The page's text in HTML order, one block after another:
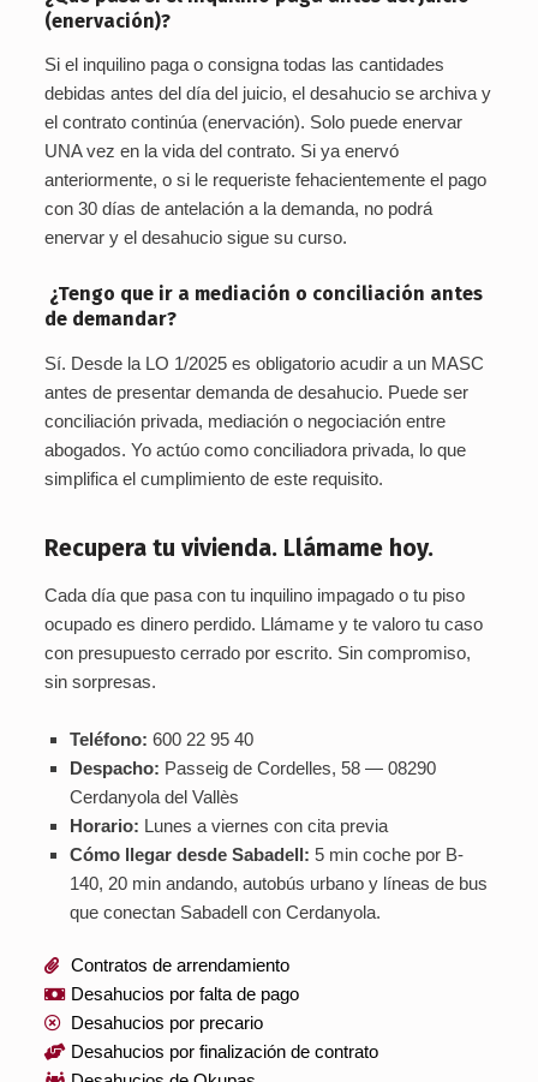
(enervación)?
Si el inquilino paga o consigna todas las cantidades
debidas antes del día del juicio, el desahucio se archiva y
el contrato continúa (enervación). Solo puede enervar
UNA vez en la vida del contrato. Si ya enervó
anteriormente, o si le requeriste fehacientemente el pago
con 30 días de antelación a la demanda, no podrá
enervar y el desahucio sigue su curso.
¿Tengo que ir a mediación o conciliación antes
de demandar?
Sí. Desde la LO 1/2025 es obligatorio acudir a un MASC
antes de presentar demanda de desahucio. Puede ser
conciliación privada, mediación o negociación entre
abogados. Yo actúo como conciliadora privada, lo que
simplifica el cumplimiento de este requisito.
Recupera tu vivienda. Llámame hoy.
Cada día que pasa con tu inquilino impagado o tu piso
ocupado es dinero perdido. Llámame y te valoro tu caso
con presupuesto cerrado por escrito. Sin compromiso,
sin sorpresas.
Teléfono: 600 22 95 40
Despacho: Passeig de Cordelles, 58 — 08290
Cerdanyola del Vallès
Horario: Lunes a viernes con cita previa
Cómo llegar desde Sabadell: 5 min coche por B-
140, 20 min andando, autobús urbano y líneas de bus
que conectan Sabadell con Cerdanyola.
Contratos de arrendamiento
Desahucios por falta de pago
Desahucios por precario
Desahucios por finalización de contrato